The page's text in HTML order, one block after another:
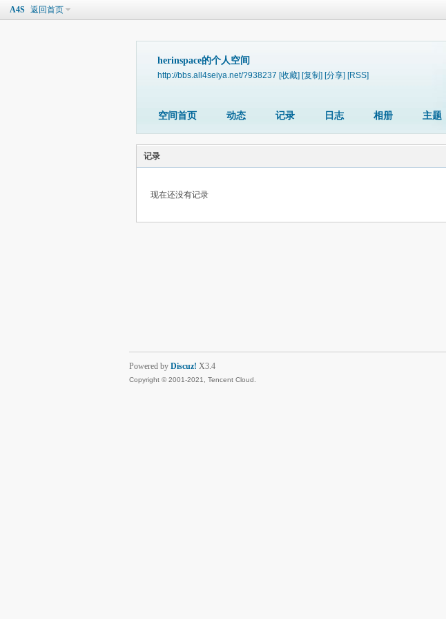
A4S 返回首页
herinspace的个人空间
http://bbs.all4seiya.net/?938237 [收藏] [复制] [分享] [RSS]
空间首页 动态 记录 日志 相册 主题
记录
现在还没有记录
Powered by Discuz! X3.4
Copyright © 2001-2021, Tencent Cloud.